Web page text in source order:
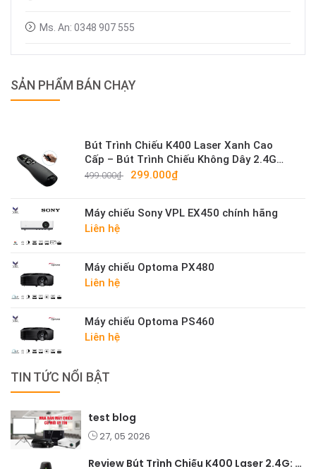
Ms. An: 0348 907 555
SẢN PHẨM BÁN CHẠY
Bút Trình Chiếu K400 Laser Xanh Cao
Cấp – Bút Trình Chiếu Không Dây 2.4G
Sáng Mạnh
499.000₫ 299.000₫
Máy chiếu Sony VPL EX450 chính hãng
Liên hệ
Máy chiếu Optoma PX480
Liên hệ
Máy chiếu Optoma PS460
Liên hệ
TIN TỨC NỔI BẬT
test blog
27, 05 2026
Review Bút Trình Chiếu K400 Laser 2.4G: Nhỏ Gọn, Ổn Định, Lý Tưởng Cho Giáo Viên Và Doanh Nghiệp